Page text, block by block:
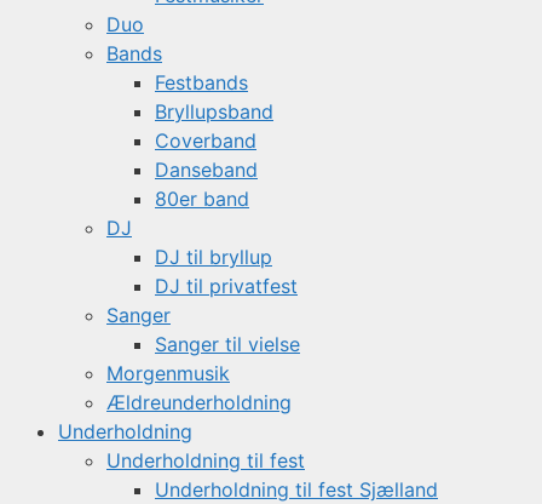
Duo
Bands
Festbands
Bryllupsband
Coverband
Danseband
80er band
DJ
DJ til bryllup
DJ til privatfest
Sanger
Sanger til vielse
Morgenmusik
Ældreunderholdning
Underholdning
Underholdning til fest
Underholdning til fest Sjælland